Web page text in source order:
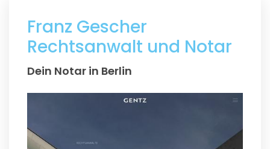
Franz Gescher
Rechtsanwalt und Notar
Dein Notar in Berlin